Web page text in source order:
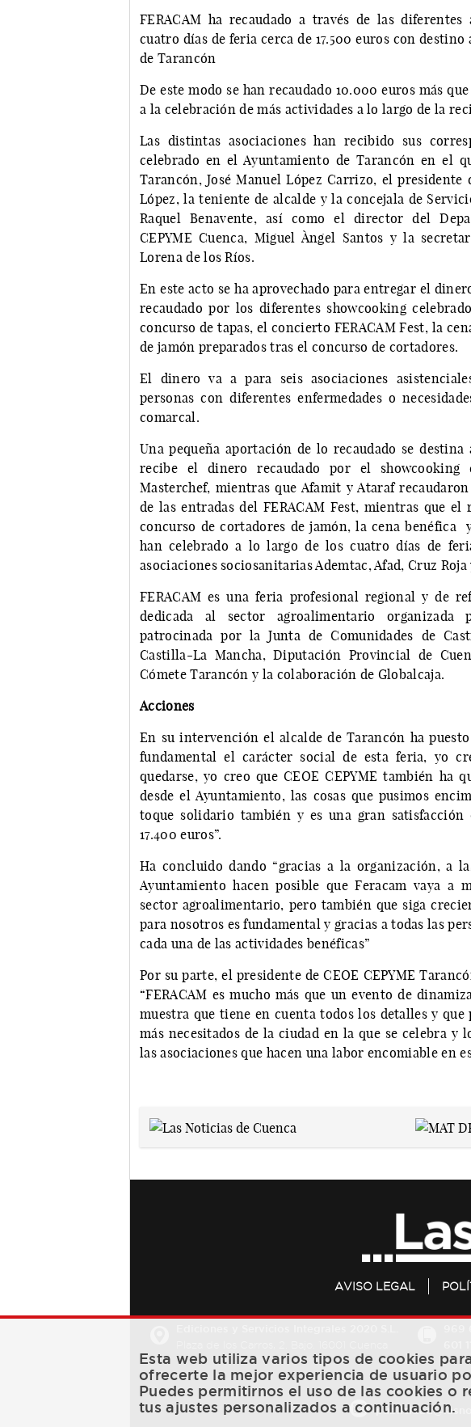
FERACAM ha recaudado a través de las
cuatro días de feria cerca de 17.500 euros con
de Tarancón
De este modo se han recaudado 10.000 euros más
a la celebración de más actividades a lo largo de la
Las distintas asociaciones han recibido sus
celebrado en el Ayuntamiento de Tarancón en el
Tarancón, José Manuel López Carrizo, el presidente
López, la teniente de alcalde y la concejala de
Raquel Benavente, así como el director del
CEPYME Cuenca, Miguel Àngel Santos y la
Lorena de los Ríos.
En este acto se ha aprovechado para entregar el
recaudado por los diferentes showcooking
concurso de tapas, el concierto FERACAM Fest, la
de jamón preparados tras el concurso de cortadores.
El dinero va a para seis asociaciones
personas con diferentes enfermedades o
comarcal.
Una pequeña aportación de lo recaudado se destina
recibe el dinero recaudado por el
Masterchef, mientras que Afamit y Ataraf
de las entradas del FERACAM Fest, mientras que
concurso de cortadores de jamón, la cena benéfica
han celebrado a lo largo de los cuatro días de
asociaciones sociosanitarias Ademtac, Afad, Cruz Roja
FERACAM es una feria profesional regional y de
dedicada al sector agroalimentario organizada
patrocinada por la Junta de Comunidades de
Castilla-La Mancha, Diputación Provincial de
Cómete Tarancón y la colaboración de Globalcaja.
Acciones
En su intervención el alcalde de Tarancón ha
fundamental el carácter social de esta feria, yo
quedarse, yo creo que CEOE CEPYME también ha
desde el Ayuntamiento, las cosas que pusimos
toque solidario también y es una gran satisfacción
17.400 euros”.
Ha concluido dando “gracias a la organización, a
Ayuntamiento hacen posible que Feracam vaya a
sector agroalimentario, pero también que siga
para nosotros es fundamental y gracias a todas las
cada una de las actividades benéficas”
Por su parte, el presidente de CEOE CEPYME
“FERACAM es mucho más que un evento de
muestra que tiene en cuenta todos los detalles y
más necesitados de la ciudad en la que se celebra y
las asociaciones que hacen una labor encomiable en
AVISO LEGAL
Esta web utiliza varios tipos de cookies
ofrecerte la mejor experiencia de usuario
Puedes permitirnos el uso de las cookies o
tus ajustes personalizados a continuación.